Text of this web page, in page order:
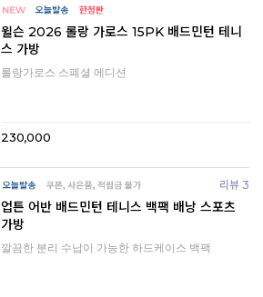
윌슨 2026 롤랑 가로스 15PK 배드민턴 테니
스 가방
롤랑가로스 스폐셜 에디션
230,000
리뷰 3
업튼 어반 배드민턴 테니스 백팩 배낭 스포츠
가방
깔끔한 분리 수납이 가능한 하드케이스 백팩